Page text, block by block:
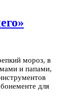
мороз, в
и папами,
для